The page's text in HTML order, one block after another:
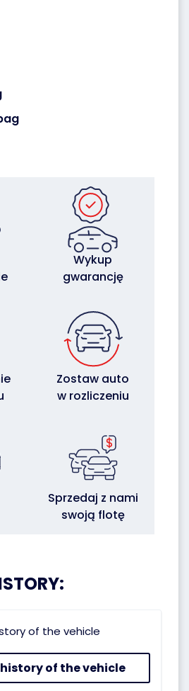
Wykup
gwarancję
Zostaw auto
w rozliczeniu
Sprzedaj z nami
swoją flotę
of the vehicle
of the vehicle